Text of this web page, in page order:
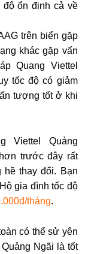
độ ổn định cả về
trên biển gặp
khác gặp vấn
Quang Viettel
tốc độ có giảm
tượng tốt ở khi
Viettel Quảng
trước đây rất
hề thay đổi. Bạn
gia đình tốc độ
tháng.
có thể sử yên
Ngãi là tốt